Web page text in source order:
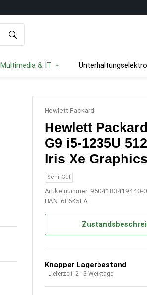
Multimedia & IT
Hewlett Packard
Hewlett
G9 i5-1235U
Iris Xe
Sehr Gut
Artikelnummer: 9504183419440-
HAN: 6F6K5EA
Knapper Lagerbestand
Lieferzeit: 2 - 3 Werktage